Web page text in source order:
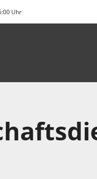
Uhr